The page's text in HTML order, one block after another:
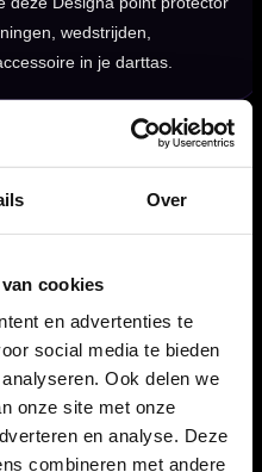
Over
cookies
en advertenties te
social media te bieden
Ook delen we
onze site met onze
en analyse. Deze
combineren met andere
wedstrijden,
in je darttas.
is bedoeld voor steel tip
with Sharpener is een
steel tip speler. Praktisch